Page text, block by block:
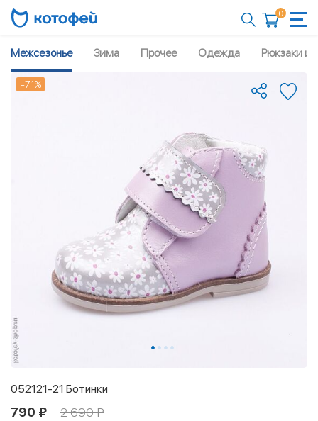
0
Межсезонье Зима Прочее Одежда Рюкзаки и
-71%
052121-21 Ботинки
790 ₽ 2 690 ₽